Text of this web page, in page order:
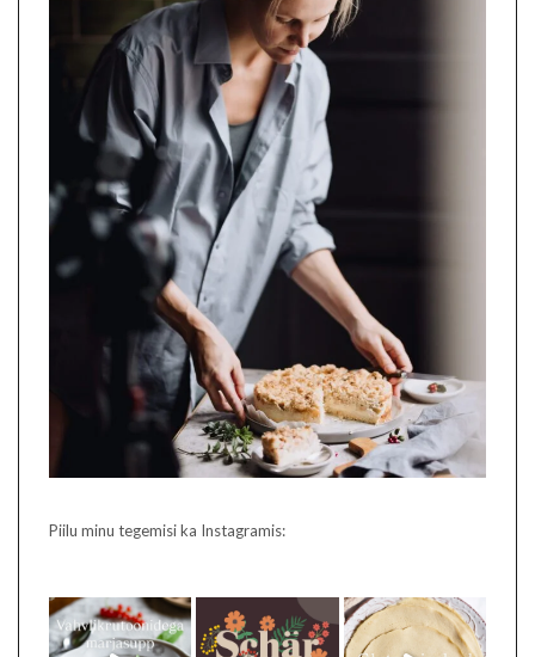
Piilu minu tegemisi ka Instagramis: